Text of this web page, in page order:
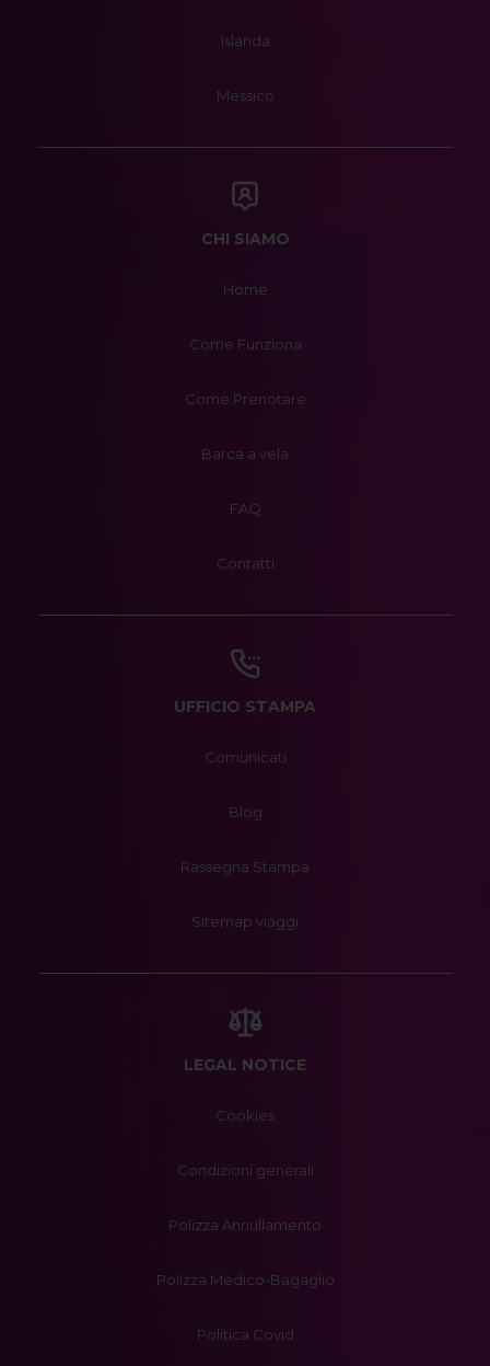
Islanda
Messico
CHI SIAMO
Home
Come Funziona
Come Prenotare
Barca a vela
FAQ
Contatti
UFFICIO STAMPA
Comunicati
Blog
Rassegna Stampa
Sitemap viaggi
LEGAL NOTICE
Cookies
Condizioni generali
Polizza Annullamento
Polizza Medico-Bagaglio
Politica Covid